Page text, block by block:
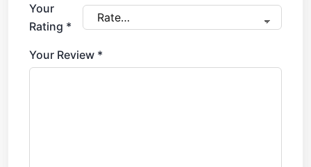
Your
Rating *
Your Review *